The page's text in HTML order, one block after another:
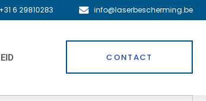
+31 6 29810283 info@laserbescherming.be
CONTACT